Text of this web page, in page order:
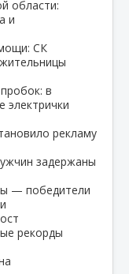
области:
и
СК
в
электрички
рекламу
задержаны
— победители
рекорды